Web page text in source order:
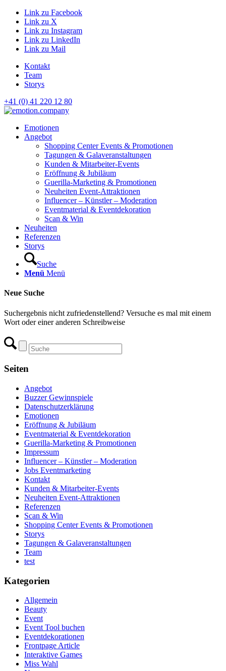
Link zu Facebook
Link zu X
Link zu Instagram
Link zu LinkedIn
Link zu Mail
Kontakt
Team
Storys
+41 (0) 41 220 12 80
Hauptnavigation
Emotionen
Angebot
Shopping Center Events & Promotionen
Tagungen & Galaveranstaltungen
Kunden & Mitarbeiter-Events
Eröffnung & Jubiläum
Guerilla-Marketing & Promotionen
Neuheiten Event-Attraktionen
Influencer – Künstler – Moderation
Eventmaterial & Eventdekoration
Scan & Win
Neuheiten
Referenzen
Storys
Suche
Menü Menü
Neue Suche
Suchergebnis nicht zufriedenstellend? Versuche es mal mit einem
Wort oder einer anderen Schreibweise
Seiten
Angebot
Buzzer Gewinnspiele
Datenschutzerklärung
Emotionen
Eröffnung & Jubiläum
Eventmaterial & Eventdekoration
Guerilla-Marketing & Promotionen
Impressum
Influencer – Künstler – Moderation
Jobs Eventmarketing
Kontakt
Kunden & Mitarbeiter-Events
Neuheiten Event-Attraktionen
Referenzen
Scan & Win
Shopping Center Events & Promotionen
Storys
Tagungen & Galaveranstaltungen
Team
test
Kategorien
Allgemein
Beauty
Event
Event Tool buchen
Eventdekorationen
Frontpage Article
Interaktive Games
Miss Wahl